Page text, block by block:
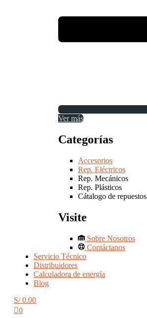
Ver más
Categorías
Accesorios
Rep. Eléctricos
Rep. Mecánicos
Rep. Plásticos
Cátalogo de repuestos
Visite
Sobre Nosotros
Contáctanos
Servicio Técnico
Distribuidores
Calculadora de energía
Blog
S/0.00
0